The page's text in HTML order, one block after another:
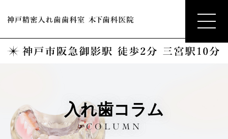
入れ歯コラム
COLUMN